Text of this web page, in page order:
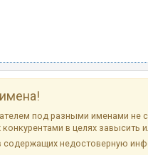
под разными именами не
в целях завысить
содержащих недостоверную